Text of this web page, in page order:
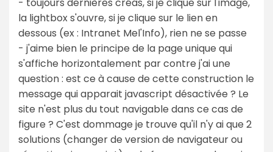
la lightbox s'ouvre, si je clique sur le lien en
dessous (ex : Intranet Mel'Info), rien ne se passe
- j'aime bien le principe de la page unique qui
s'affiche horizontalement par contre j'ai une
question : est ce à cause de cette construction le
message qui apparait javascript désactivée ? Le
site n'est plus du tout navigable dans ce cas de
figure ? C'est dommage je trouve qu'il n'y ai que 2
solutions (changer de version de navigateur ou